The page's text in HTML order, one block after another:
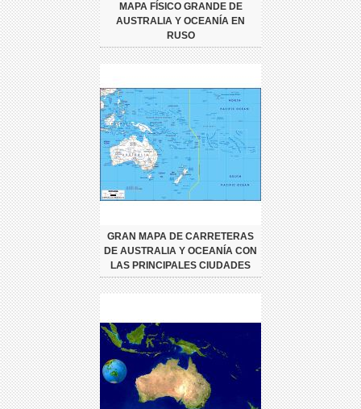
MAPA FÍSICO GRANDE DE
AUSTRALIA Y OCEANÍA EN
RUSO
GRAN MAPA DE CARRETERAS
DE AUSTRALIA Y OCEANÍA CON
LAS PRINCIPALES CIUDADES